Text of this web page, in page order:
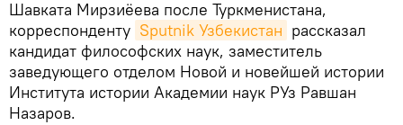
Шавката Мирзиёева после Туркменистана,
корреспонденту Sputnik Узбекистан рассказал
кандидат философских наук, заместитель
заведующего отделом Новой и новейшей истории
Института истории Академии наук РУз Равшан
Назаров.